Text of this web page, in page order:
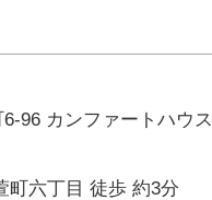
96 カンファートハウス
町六丁目 徒歩 約3分